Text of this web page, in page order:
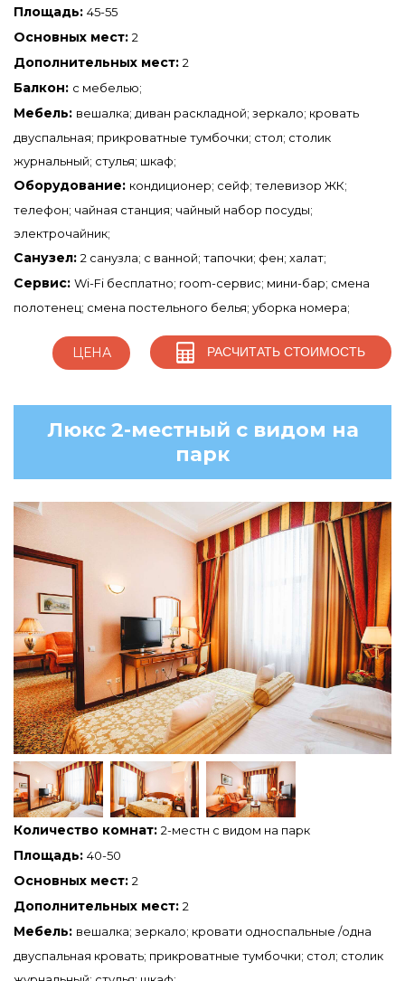
Площадь: 45-55
Основных мест: 2
Дополнительных мест: 2
Балкон: с мебелью;
Мебель: вешалка; диван раскладной; зеркало; кровать
двуспальная; прикроватные тумбочки; стол; столик
журнальный; стулья; шкаф;
Оборудование: кондиционер; сейф; телевизор ЖК;
телефон; чайная станция; чайный набор посуды;
электрочайник;
Санузел: 2 санузла; с ванной; тапочки; фен; халат;
Сервис: Wi-Fi бесплатно; room-сервис; мини-бар; смена
полотенец; смена постельного белья; уборка номера;
ЦЕНА РАСЧИТАТЬ СТОИМОСТЬ
Люкс 2-местный с видом на
парк
Количество комнат: 2-местн с видом на парк
Площадь: 40-50
Основных мест: 2
Дополнительных мест: 2
Мебель: вешалка; зеркало; кровати односпальные /одна
двуспальная кровать; прикроватные тумбочки; стол; столик